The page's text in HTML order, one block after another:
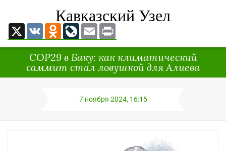
Кавказский Узел
X VK Odnoklassniki
LiveJournal
Email
COP29 в Баку: как климатический
саммит стал ловушкой для Алиева
7 ноября 2024, 16:15